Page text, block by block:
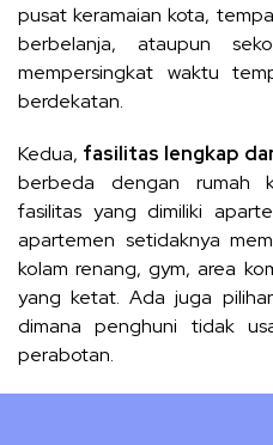
pusat keramaian kota,
berbelanja, ataupun
mempersingkat waktu
berdekatan.
Kedua, fasilitas lengkap
berbeda dengan rumah
fasilitas yang dimiliki
apartemen setidaknya
kolam renang, gym, area
yang ketat. Ada juga
dimana penghuni tidak
perabotan.